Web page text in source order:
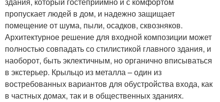
пропускает людей в дом, и надежно защищает
помещение от шума, пыли, осадков, сквозняков.
Архитектурное решение для входной композиции может
полностью совпадать со стилистикой главного здания, и
наоборот, быть эклектичным, но органично вписываться
в экстерьер. Крыльцо из металла – один из
востребованных вариантов для обустройства входа, как
в частных домах, так и в общественных зданиях.